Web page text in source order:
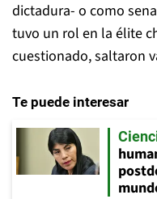
dictadura- o como
tuvo un rol en la élite
cuestionado, saltaron
Te puede interesar